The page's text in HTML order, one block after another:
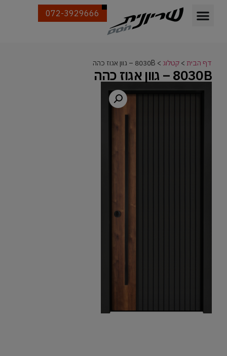
072-3929666
דף הבית > קטלוג > 8030B – גוון אגוז כהה
8030B – גוון אגוז כהה